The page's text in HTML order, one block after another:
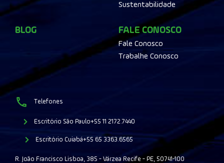
Sustentabilidade
BLOG FALE CONOSCO
Fale Conosco
Trabalhe Conosco
Telefones
Escritório São Paulo+55 11 2172.7440
Escritório Cuiabá+55 65 3363.6565
R. João Francisco Lisboa, 385 - Várzea Recife - PE, 50741-100